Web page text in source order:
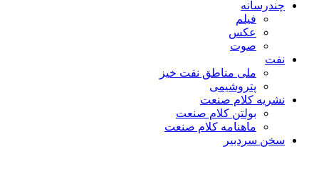
چندرسانه
فیلم
عکس
صوت
نفت
ملی مناطق نفت خیز
پتروشیمی
نشریه کلام صنعت
بولتن کلام صنعت
ماهنامه کلام صنعت
سخن سردبیر